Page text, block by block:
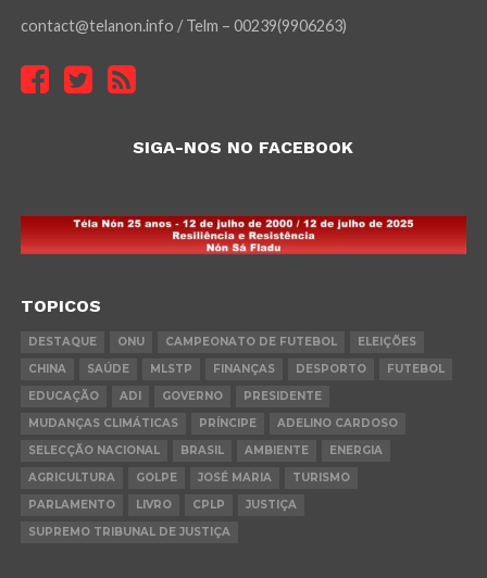
contact@telanon.info / Telm – 00239(9906263)
SIGA-NOS NO FACEBOOK
TOPICOS
DESTAQUE ONU CAMPEONATO DE FUTEBOL
ELEIÇÕES
CHINA
SAÚDE MLSTP FINANÇAS DESPORTO
FUTEBOL
EDUCAÇÃO
ADI GOVERNO
PRESIDENTE
MUDANÇAS CLIMÁTICAS
PRÍNCIPE
ADELINO CARDOSO
SELECÇÃO NACIONAL
BRASIL AMBIENTE
ENERGIA
AGRICULTURA
GOLPE JOSÉ MARIA
TURISMO
PARLAMENTO
LIVRO CPLP
JUSTIÇA
SUPREMO TRIBUNAL DE JUSTIÇA